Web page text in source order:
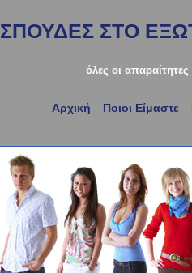
ΣΠΟΥΔΕΣ ΣΤΟ
όλες οι
Αρχική Ποιοι Είμαστε